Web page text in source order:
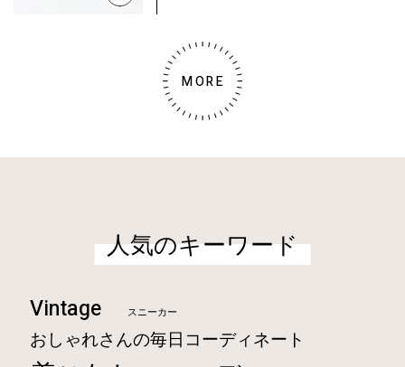
MORE
人気のキーワード
Vintage スニーカー
おしゃれさんの毎日コーディネート